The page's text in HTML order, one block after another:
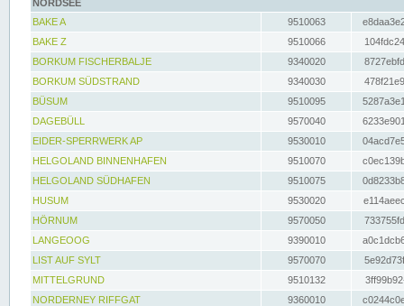
NORDSEE
BAKE A
9510063
BAKE Z
9510066
BORKUM FISCHERBALJE
9340020
BORKUM SÜDSTRAND
9340030
BÜSUM
9510095
DAGEBÜLL
9570040
EIDER-SPERRWERK AP
9530010
HELGOLAND BINNENHAFEN
9510070
HELGOLAND SÜDHAFEN
9510075
HUSUM
9530020
HÖRNUM
9570050
LANGEOOG
9390010
LIST AUF SYLT
9570070
MITTELGRUND
9510132
NORDERNEY RIFFGAT
9360010